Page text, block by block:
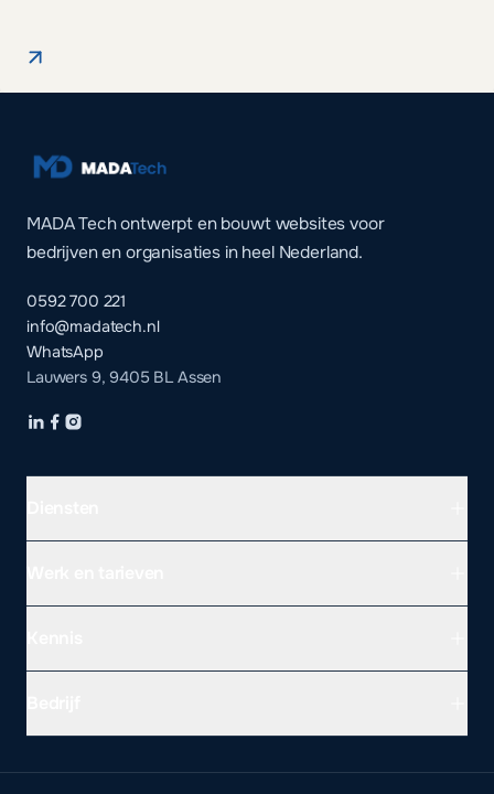
MADA Tech ontwerpt en bouwt websites voor
bedrijven en organisaties in heel Nederland.
0592 700 221
info@madatech.nl
WhatsApp
Lauwers 9, 9405 BL Assen